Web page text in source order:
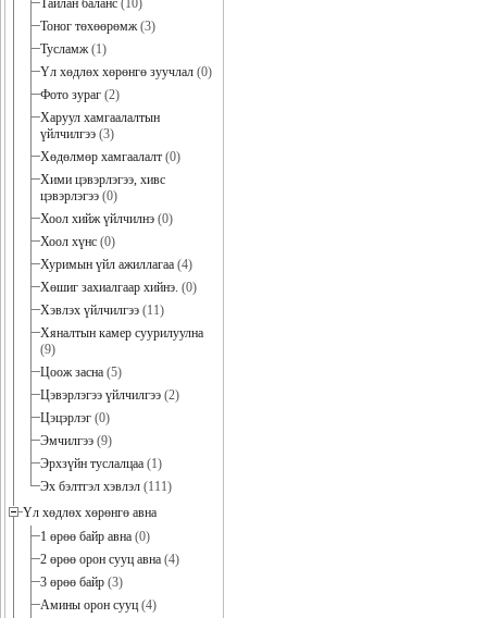
Тайлан баланс (10)
Тоног төхөөрөмж(3)
Тусламж(1)
Үл хөдлөх хөрөнгө зуучлал (0)
Фото зураг (2)
Харуул хамгаалалтын
үйлчилгээ (3)
Хөдөлмөр хамгаалалт (0)
Хими цэвэрлэгээ, хивс
цэвэрлэгээ (0)
Хоол хийж үйлчилнэ (0)
Хоол хүнс (0)
Хуримын үйл ажиллагаа (4)
Хөшиг захиалгаар хийнэ. (0)
Хэвлэх үйлчилгээ (11)
Хяналтын камер суурилуулна
(9)
Цоож засна (5)
Цэвэрлэгээ үйлчилгээ (2)
Цэцэрлэг (0)
Эмчилгээ (9)
Эрхзүйн туслалцаа (1)
Эх бэлтгэл хэвлэл (111)
Үл хөдлөх хөрөнгө авна
1 өрөө байр авна (0)
2 өрөө орон сууц авна (4)
3 өрөө байр (3)
Амины орон сууц (4)